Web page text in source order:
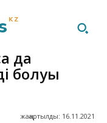
KZ
да
болуы
жаңартылды: 16.11.2021